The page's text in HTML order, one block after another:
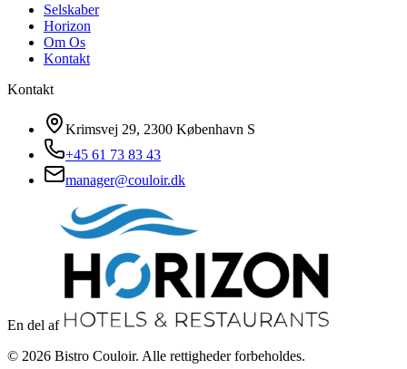
Selskaber
Horizon
Om Os
Kontakt
Kontakt
Krimsvej 29, 2300 København S
+45 61 73 83 43
manager@couloir.dk
En del af
© 2026 Bistro Couloir. Alle rettigheder forbeholdes.